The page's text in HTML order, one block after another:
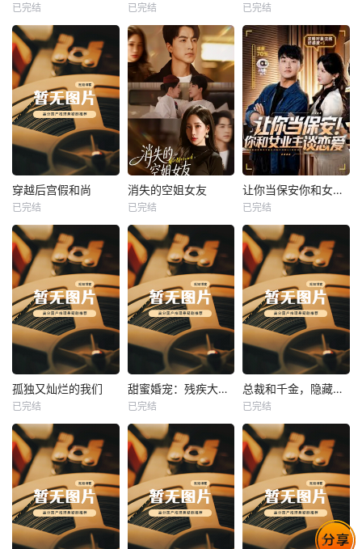
邪王追妻
未知
已完结
未知
已完结 我的AI女友
未知
已完结
热播
未知
穿越后宫假和尚
已完结
热播
未知
消失的空姐女友
已完结
热播
未知
让你当保安你和女业主谈恋爱
已完结
热播
未知
孤独又灿烂的我们
已完结
热播
未知
甜蜜婚宠：残疾大佬夜夜撩
已完结
热播
未知
总裁和千金，隐藏身份闪婚了
已完结